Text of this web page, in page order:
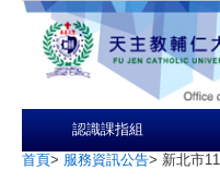
認識課指組
首頁> 服務資訊公告> 新北市